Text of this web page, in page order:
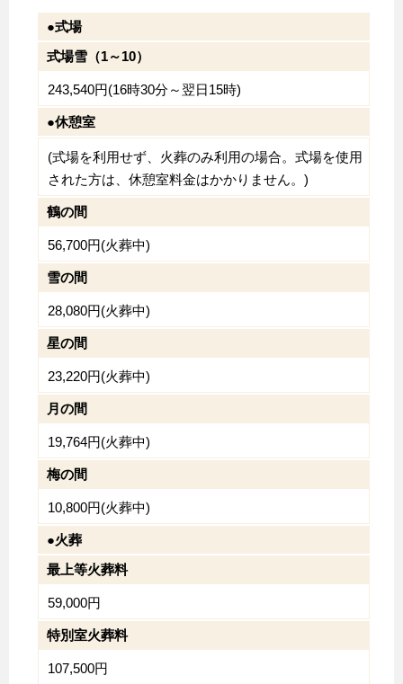
●式場
式場雪（1～10）
243,540円(16時30分～翌日15時)
●休憩室
(式場を利用せず、火葬のみ利用の場合。式場を使用
された方は、休憩室料金はかかりません。)
鶴の間
56,700円(火葬中)
雪の間
28,080円(火葬中)
星の間
23,220円(火葬中)
月の間
19,764円(火葬中)
梅の間
10,800円(火葬中)
●火葬
最上等火葬料
59,000円
特別室火葬料
107,500円